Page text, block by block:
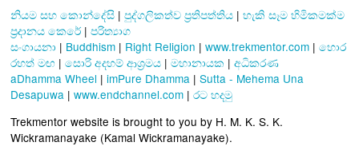
නියම සහ කොන්දේසි | පුද්ගලිකත්ව ප්‍රතිපත්තිය | හැකි සෑම හිමිකමක්ම
ප්‍රදානය කෙරේ | පරිත්‍යාග
සංගායනා | Buddhism | Right Religion | www.trekmentor.com | හොර
රහත් මඟ | සොරි අදහම් ආශ්‍රමය | මහානායක | අධිකරණ
aDhamma Wheel | imPure Dhamma | Sutta - Mehema Una
Desapuwa | www.endchannel.com | රට හදමු
Trekmentor website is brought to you by H. M. K. S. K.
Wickramanayake (Kamal Wickramanayake).